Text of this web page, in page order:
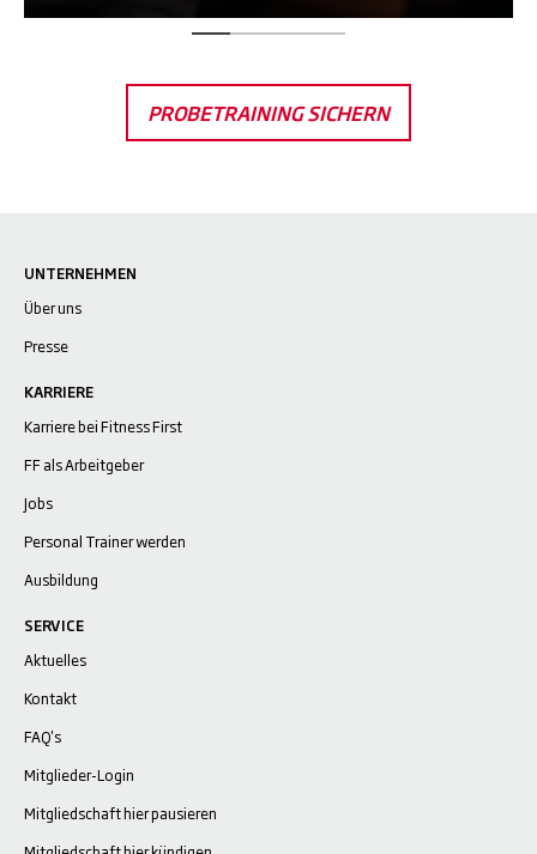
PROBETRAINING SICHERN
UNTERNEHMEN
Über uns
Presse
KARRIERE
Karriere bei Fitness First
FF als Arbeitgeber
Jobs
Personal Trainer werden
Ausbildung
SERVICE
Aktuelles
Kontakt
FAQ's
Mitglieder-Login
Mitgliedschaft hier pausieren